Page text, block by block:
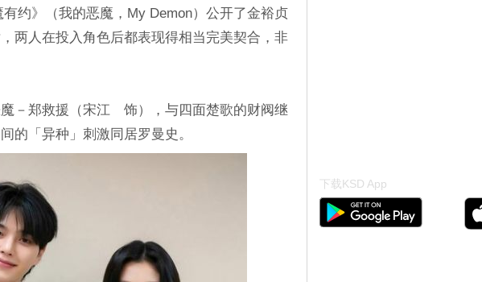
约》（我的恶魔，My Demon）公开了金裕贞
两人在投入角色后都表现得相当完美契合，非
－郑救援（宋江 饰），与四面楚歌的财阀继
「异种」刺激同居罗曼史。
下载KSD App